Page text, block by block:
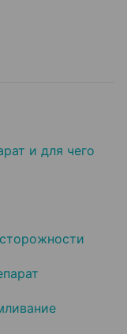
и для чего